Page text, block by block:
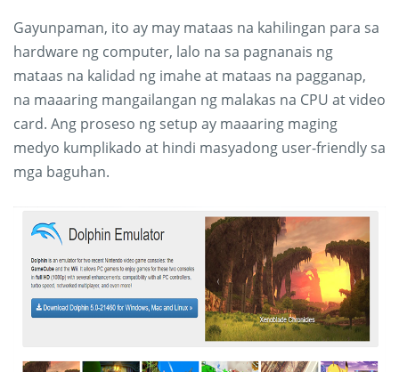
Gayunpaman, ito ay may mataas na kahilingan para sa
hardware ng computer, lalo na sa pagnanais ng
mataas na kalidad ng imahe at mataas na pagganap,
na maaaring mangailangan ng malakas na CPU at video
card. Ang proseso ng setup ay maaaring maging
medyo kumplikado at hindi masyadong user-friendly sa
mga baguhan.